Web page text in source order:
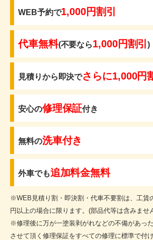
WEB予約で1,000円割引
代車無料(不要なら1,000円割引)
見積りから即決でさらに1,000円
安心の修理保証付き
無料の洗車付き
外車でも追加料金無料
※WEB見積り割・即決割・代車不要割は、工賃
円以上の場合に限ります。(部品代等は含みませ
※修理後に万が一塗装剥がれなどの不備があっ
させて頂く修理保証をすべての修理に標準で付け